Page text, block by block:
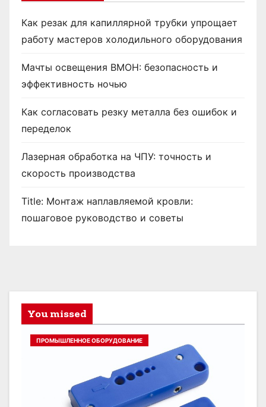
Как резак для капиллярной трубки упрощает
работу мастеров холодильного оборудования
Мачты освещения ВМОН: безопасность и
эффективность ночью
Как согласовать резку металла без ошибок и
переделок
Лазерная обработка на ЧПУ: точность и
скорость производства
Title: Монтаж наплавляемой кровли:
пошаговое руководство и советы
You missed
ПРОМЫШЛЕННОЕ ОБОРУДОВАНИЕ